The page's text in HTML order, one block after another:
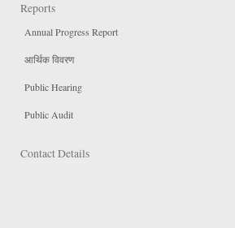
Reports
Annual Progress Report
आर्थिक विवरण
Public Hearing
Public Audit
Contact Details